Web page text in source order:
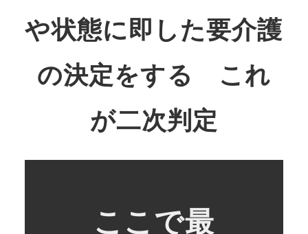
や状態に即した要介護
の決定をする これ
が二次判定
ここで最